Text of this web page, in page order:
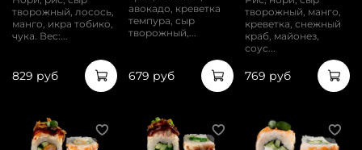
творожный, лосось,
манго, икра тобико,
чука. Вес:...
829 руб
авокадо, креветка
темпура, сыр
творожный,...
679 руб
творожный, манго,
креветка, снежный
краб, майонез,
соус...
769 руб